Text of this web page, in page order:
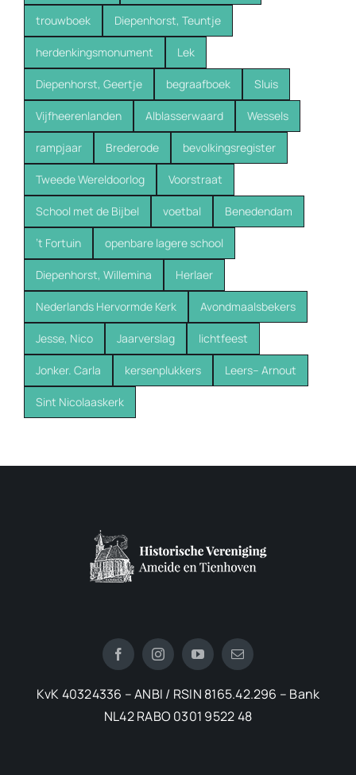
trouwboek Diepenhorst, Teuntje
herdenkingsmonument Lek
Diepenhorst, Geertje begraafboek Sluis
Vijfheerenlanden Alblasserwaard Wessels
rampjaar Brederode bevolkingsregister
Tweede Wereldoorlog Voorstraat
School met de Bijbel voetbal Benedendam
’t Fortuin openbare lagere school
Diepenhorst, Willemina Herlaer
Nederlands Hervormde Kerk Avondmaalsbekers
Jesse, Nico Jaarverslag lichtfeest
Jonker. Carla kersenplukkers Leers-- Arnout
Sint Nicolaaskerk
KvK 40324336 – ANBI / RSIN 8165.42.296 – Bank
NL42 RABO 0301 9522 48